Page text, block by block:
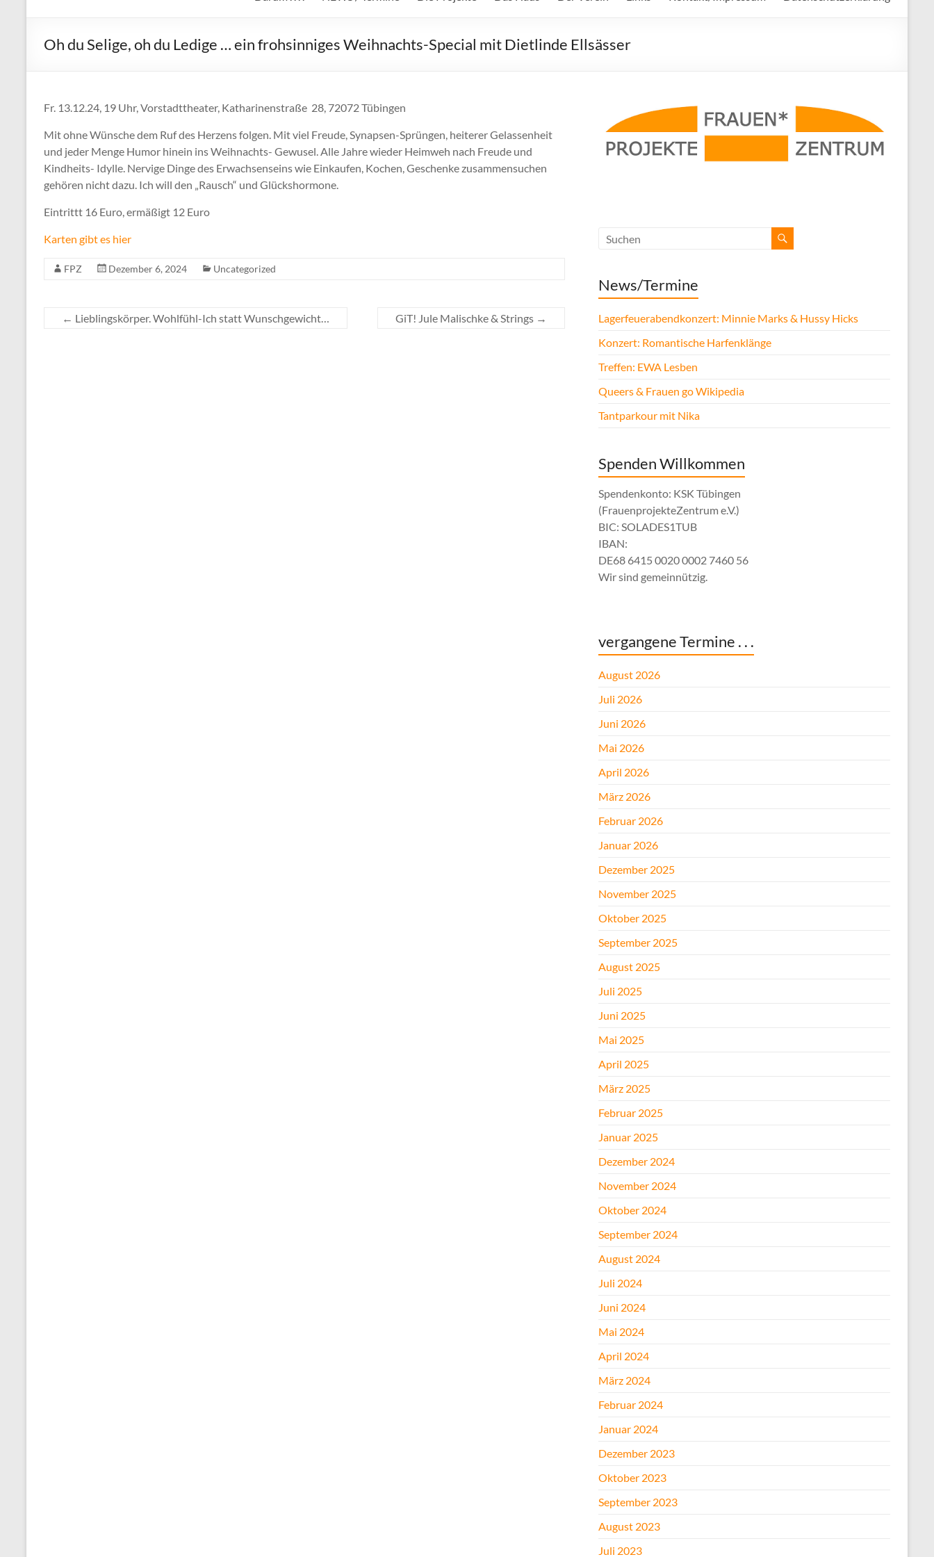
Oh du Selige, oh du Ledige … ein frohsinniges Weihnachts-Special mit Dietlinde Ellsässer
Fr. 13.12.24, 19 Uhr, Vorstadttheater, Katharinenstraße 28, 72072 Tübingen
Mit ohne Wünsche dem Ruf des Herzens folgen. Mit viel Freude, Synapsen-Sprüngen, heiterer Gelassenheit
und jeder Menge Humor hinein ins Weihnachts- Gewusel. Alle Jahre wieder Heimweh nach Freude und
Kindheits- Idylle. Nervige Dinge des Erwachsenseins wie Einkaufen, Kochen, Geschenke zusammensuchen
gehören nicht dazu. Ich will den „Rausch“ und Glückshormone.
Eintrittt 16 Euro, ermäßigt 12 Euro
Karten gibt es hier
FPZ Dezember 6, 2024 Uncategorized
← Lieblingskörper. Wohlfühl-Ich statt Wunschgewicht… GiT! Jule Malischke & Strings →
News/Termine
Lagerfeuerabendkonzert: Minnie Marks & Hussy Hicks
Konzert: Romantische Harfenklänge
Treffen: EWA Lesben
Queers & Frauen go Wikipedia
Tantparkour mit Nika
Spenden Willkommen
Spendenkonto: KSK Tübingen
(FrauenprojekteZentrum e.V.)
BIC: SOLADES1TUB
IBAN:
DE68 6415 0020 0002 7460 56
Wir sind gemeinnützig.
vergangene Termine . . .
August 2026
Juli 2026
Juni 2026
Mai 2026
April 2026
März 2026
Februar 2026
Januar 2026
Dezember 2025
November 2025
Oktober 2025
September 2025
August 2025
Juli 2025
Juni 2025
Mai 2025
April 2025
März 2025
Februar 2025
Januar 2025
Dezember 2024
November 2024
Oktober 2024
September 2024
August 2024
Juli 2024
Juni 2024
Mai 2024
April 2024
März 2024
Februar 2024
Januar 2024
Dezember 2023
Oktober 2023
September 2023
August 2023
Juli 2023